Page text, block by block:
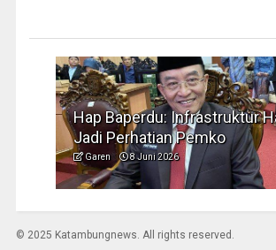
Hap Baperdu: Infrastruktur
Jadi Perhatian Pemko
Garen 8 Juni 2026
© 2025 Katambungnews. All rights reserved.